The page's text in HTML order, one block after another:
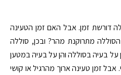
דורשת זמן. אבל האם זמן הטעינה
מתרוקנת מהר? ובכן, סוללה
בעיה בסוללה והן על בעיה במטען
אבל זמן טעינה ארוך מהרגיל או קושי